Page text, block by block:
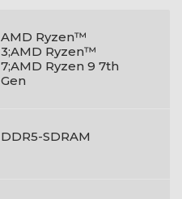
AMD Ryzen™
3;AMD Ryzen™
7;AMD Ryzen 9 7th
Gen
DDR5-SDRAM